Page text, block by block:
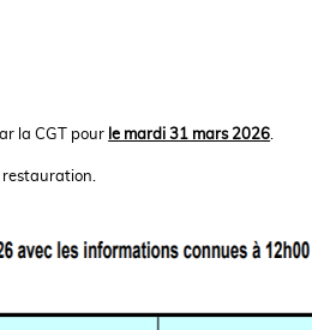
la CGT pour le mardi 31 mars 2026.
restauration.